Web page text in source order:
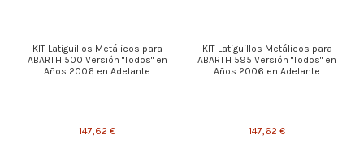
KIT Latiguillos Metálicos para
ABARTH 500 Versión "Todos" en
Años 2006 en Adelante
147,62 €
KIT Latiguillos Metálicos para
ABARTH 595 Versión "Todos" en
Años 2006 en Adelante
147,62 €